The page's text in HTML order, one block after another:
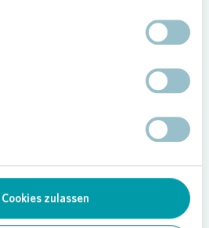
zulassen
ist.
so geplant, dass sich
Häuserzeilen eingliedern
Form die
und direkte Vis-a-Vis-
den Wohnungen der
werden. Die